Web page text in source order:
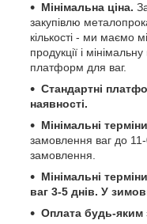
Мінімальна ціна.
закупівлю
кількості - ми маємо
продукції і
платформ для ваг.
Стандартні
наявності.
Мінімальні
замовлення ваг до
замовлення.
Мінімальні
ваг 3-5 днів. У
Оплата будь-